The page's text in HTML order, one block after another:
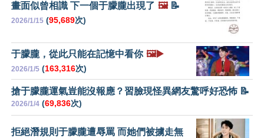
畫面似曾相識 下一個于朦朧出現了 🖼️📝
2026/1/15 (95,689次)
于朦朧，從此只能在記憶中看你 🖼️▶️
2026/1/5 (163,316次)
搶于朦朧運氣豈能沒報應？習臉現怪異網友驚呼好恐怖 📝
2026/1/4 (69,836次)
拒絕潛規則于朦朧遭辱罵 而她們被擄走無